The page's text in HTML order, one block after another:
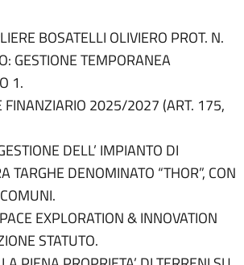
BOSATELLI OLIVIERO PROT. N.
GESTIONE TEMPORANEA
1.
FINANZIARIO 2025/2027 (ART. 175,
DELL’ IMPIANTO DI
DENOMINATO “THOR”, CON
EXPLORATION & INNOVATION
STATUTO.